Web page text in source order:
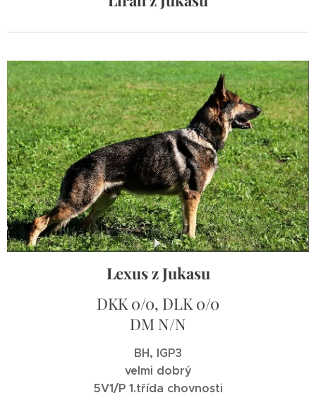
Lexus z Jukasu
DKK 0/0, DLK 0/0
DM N/N
BH, IGP3
velmi dobrý
5V1/P 1.třída chovnosti